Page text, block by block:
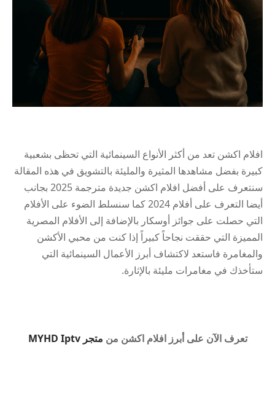
افلام اكشن تعد من أكثر الأنواع السينمائية التي تحظى بشعبية
كبيرة بفضل مشاهدها المثيرة والمليئة بالتشويق في هذه المقالة
سنتعرف على أفضل افلام اكشن جديدة مترجمة 2025 بجانب
أيضا التعرف على أفلام 2024 كما سنسلط الضوء على الأفلام
التي حصلت على جوائز أوسكار بالإضافة إلى الأفلام المصرية
المميزة التي حققت نجاحاً كبيراً إذا كنت من محبي الأكشن
والمغامرة فاستعد لاكتشاف أبرز الأعمال السينمائية التي
ستأخذك في مغامرات مليئة بالإثارة.
تعرف الآن على أبرز افلام اكشن من متجر MYHD Iptv